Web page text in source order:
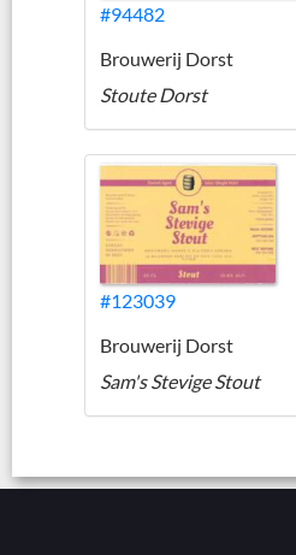
#94482
Brouwerij Dorst
Stoute Dorst
#123039
Brouwerij Dorst
Sam's Stevige Stout